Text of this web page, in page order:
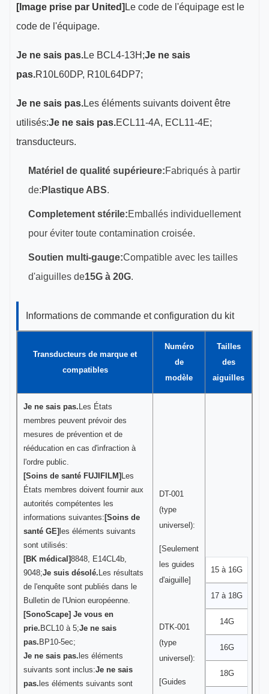
[Image prise par United] Le code de l'équipage est le
code de l'équipage.
Je ne sais pas.Le BCL4-13H;Je ne sais
pas.R10L60DP, R10L64DP7;
Je ne sais pas.Les éléments suivants doivent être
utilisés:Je ne sais pas.ECL11-4A, ECL11-4E;
transducteurs.
Matériel de qualité supérieure:Fabriqués à partir
de: Plastique ABS.
Completement stérile:Emballés individuellement
pour éviter toute contamination croisée.
Soutien multi-gauge:Compatible avec les tailles
d'aiguilles de15G à 20G.
Informations de commande et configuration du kit
Transducteurs de marque et
compatibles
Numéro
de
modèle
Tailles
des
aiguilles
Je ne sais pas. Les États
membres peuvent prévoir des
mesures de prévention et de
rééducation en cas d'infraction à
l'ordre public.
[Soins de santé FUJIFILM] Les
États membres doivent fournir aux
autorités compétentes les
informations suivantes: [Soins de
santé GE] les éléments suivants
sont utilisés:
[BK médical]8848, E14CL4b,
9048;Je suis désolé. Les résultats
de l'enquête sont publiés dans le
Bulletin de l'Union européenne.
[SonoScape] Je vous en
prie. BCL10 à 5;Je ne sais
pas. BP10-5ec;
Je ne sais pas. les éléments
suivants sont inclus:Je ne sais
pas. les éléments suivants sont
DT-001
(type
universel):
[Seulement
les guides
d'aiguille]
DTK-001
(type
universel):
[Guides
15 à 16G
17 à 18G
14G
16G
18G